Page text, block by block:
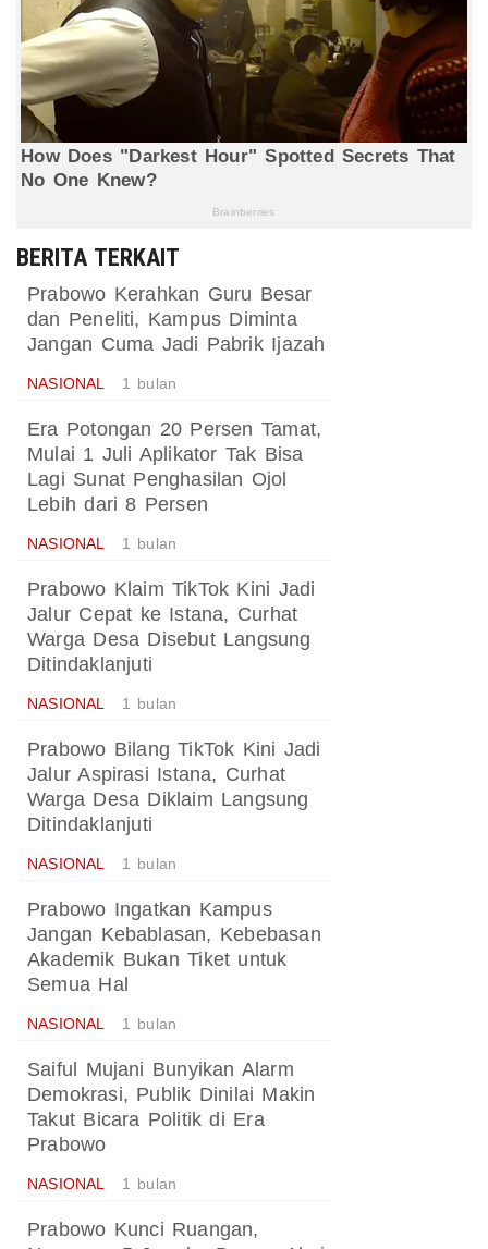
BERITA TERKAIT
Prabowo Kerahkan Guru Besar
dan Peneliti, Kampus Diminta
Jangan Cuma Jadi Pabrik Ijazah
NASIONAL 1 bulan
Era Potongan 20 Persen Tamat,
Mulai 1 Juli Aplikator Tak Bisa
Lagi Sunat Penghasilan Ojol
Lebih dari 8 Persen
NASIONAL 1 bulan
Prabowo Klaim TikTok Kini Jadi
Jalur Cepat ke Istana, Curhat
Warga Desa Disebut Langsung
Ditindaklanjuti
NASIONAL 1 bulan
Prabowo Bilang TikTok Kini Jadi
Jalur Aspirasi Istana, Curhat
Warga Desa Diklaim Langsung
Ditindaklanjuti
NASIONAL 1 bulan
Prabowo Ingatkan Kampus
Jangan Kebablasan, Kebebasan
Akademik Bukan Tiket untuk
Semua Hal
NASIONAL 1 bulan
Saiful Mujani Bunyikan Alarm
Demokrasi, Publik Dinilai Makin
Takut Bicara Politik di Era
Prabowo
NASIONAL 1 bulan
Prabowo Kunci Ruangan,